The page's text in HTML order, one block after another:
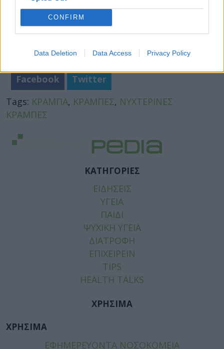
CONFIRM
Data Deletion Data Access Privacy Policy
Facebook
Twitter
Tags: ΚΡΑΜΠΑ, ΚΡΑΜΠΕΣ, ΝΥΧΤΕΡΙΝΕΣ
ΚΡΑΜΠΕΣ
ΚΑΤΗΓΟΡΙΕΣ
ΕΙΔΗΣΕΙΣ
ΥΓΕΙΑ
ΠΑΙΔΙ
ΨΥΧΙΚΗ ΥΓΕΙΑ
ΔΙΑΤΡΟΦΗ
ΕΠΙΧΕΙΡΕΙΝ
TIPS
HEALTH TALKS
ΧΡΗΣΙΜΑ
ΧΡΗΣΙΜΑ
ΕΦΗΜΕΡΕΥΟΝΤΑ ΝΟΣΟΚΟΜΕΙΑ